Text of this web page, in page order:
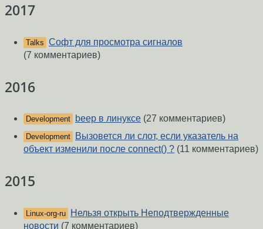
2017
Talks Софт для просмотра сигналов
(7 комментариев)
2016
Development beep в линуксе (27 комментариев)
Development
Вызовется ли слот, если указатель на
объект изменили после connect() ? (11 комментариев)
2015
Linux-org-ru
Нельзя открыть Неподтвержденные
новости (7 комментариев)